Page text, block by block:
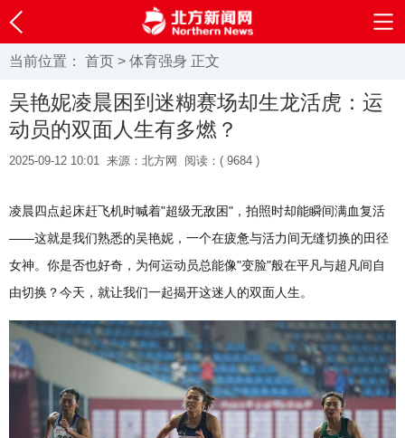
当前位置： 首页 > 体育强身 正文
吴艳妮凌晨困到迷糊赛场却生龙活虎：运
动员的双面人生有多燃？
2025-09-12 10:01 来源：北方网 阅读：( 9684 )
凌晨四点起床赶飞机时喊着"超级无敌困"，拍照时却能瞬间满血复活
——这就是我们熟悉的吴艳妮，一个在疲惫与活力间无缝切换的田径
女神。你是否也好奇，为何运动员总能像"变脸"般在平凡与超凡间自
由切换？今天，就让我们一起揭开这迷人的双面人生。